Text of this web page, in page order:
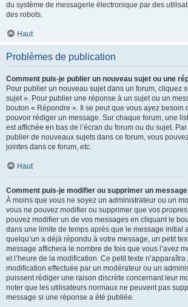
du système de messagerie électronique par des
des robots.
Haut
Problèmes de publication
Comment puis-je publier un nouveau sujet ou une
Pour publier un nouveau sujet dans un forum, cliquez
sujet ». Pour publier une réponse à un sujet ou un
bouton « Répondre ». Il se peut que vous ayez besoin
pouvoir rédiger un message. Sur chaque forum, une
est affichée en bas de l’écran du forum ou du sujet.
publier de nouveaux sujets dans ce forum, vous
jointes dans ce forum, etc.
Haut
Comment puis-je modifier ou supprimer un
À moins que vous ne soyez un administrateur ou un
vous ne pouvez modifier ou supprimer que vos
pouvez modifier un de vos messages en cliquant le
dans une limite de temps après que le message initial
quelqu’un a déjà répondu à votre message, un petit
message affichera le nombre de fois que vous l’avez
et l’heure de la modification. Ce petit texte n’apparaîtra
modification effectuée par un modérateur ou un
puissent rédiger une raison discrète concernant leur
noter que les utilisateurs normaux ne peuvent pas
message si une réponse a été publiée.